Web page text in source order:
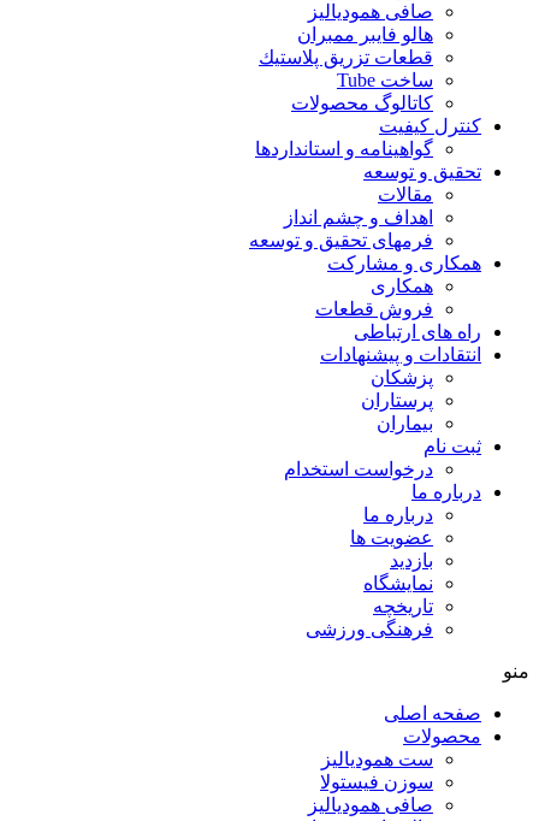
صافی همودیالیز
هالو فایبر ممبران
قطعات تزريق پلاستيك
ساخت Tube
کاتالوگ محصولات
کنترل کیفیت
گواهينامه و استانداردها
تحقيق و توسعه
مقالات
اهداف و چشم انداز
فرمهای تحقیق و توسعه
همکاری و مشارکت
همکاری
فروش قطعات
راه های ارتباطی
انتقادات و پيشنهادات
پزشكان
پرستاران
بيماران
ثبت نام
درخواست استخدام
درباره ما
درباره ما
عضویت ها
بازدید
نمایشگاه
تاريخچه
فرهنگی ورزشی
منو
صفحه اصلی
محصولات
ست همودیالیز
سوزن فیستولا
صافی همودیالیز